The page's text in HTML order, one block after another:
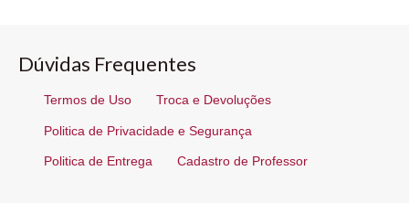
Dúvidas Frequentes
Termos de Uso Troca e Devoluções
Politica de Privacidade e Segurança
Politica de Entrega Cadastro de Professor